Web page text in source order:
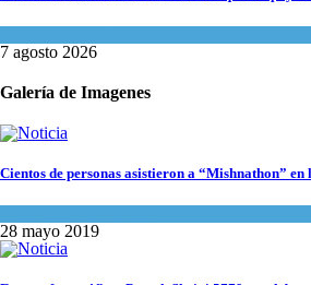
7 agosto 2026
Galería de Imagenes
Cientos de personas asistieron a “Mishnathon”
28 mayo 2019